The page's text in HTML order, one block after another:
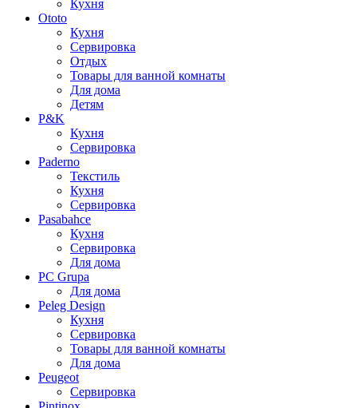
Кухня
Ototo
Кухня
Сервировка
Отдых
Товары для ванной комнаты
Для дома
Детям
P&K
Кухня
Сервировка
Paderno
Текстиль
Кухня
Сервировка
Pasabahce
Кухня
Сервировка
Для дома
PC Grupa
Для дома
Peleg Design
Кухня
Сервировка
Товары для ванной комнаты
Для дома
Peugeot
Сервировка